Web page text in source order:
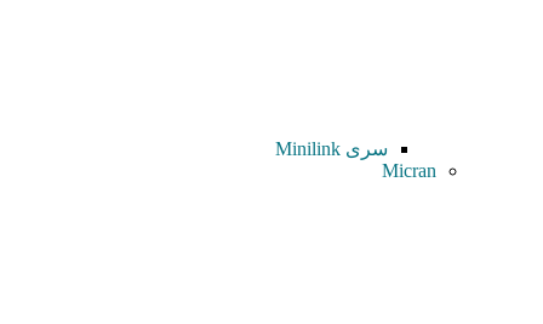
سری Minilink
Micran